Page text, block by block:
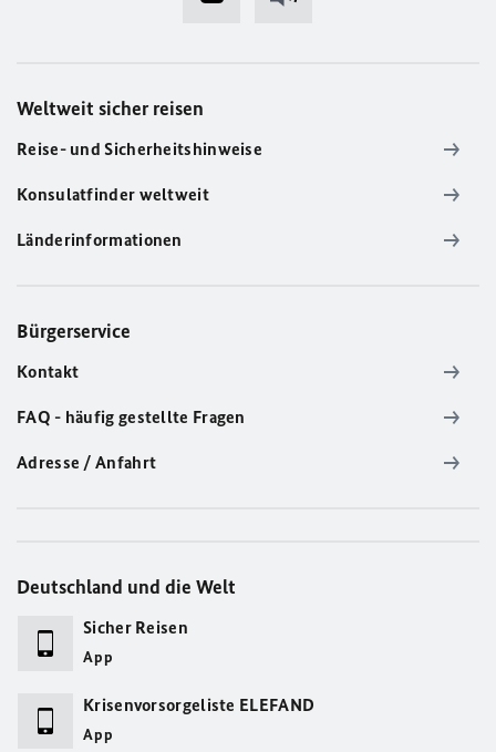
Weltweit sicher reisen
Reise- und Sicherheitshinweise
Konsulatfinder weltweit
Länderinformationen
Bürgerservice
Kontakt
FAQ - häufig gestellte Fragen
Adresse / Anfahrt
Deutschland und die Welt
Sicher Reisen
App
Krisenvorsorgeliste ELEFAND
App